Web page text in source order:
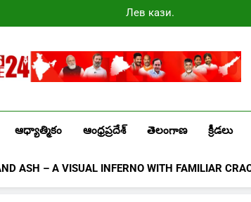
Лев казино
промокоды
ఆధ్యాత్మికం ఆంధ్రప్రదేశ్ తెలంగాణ క్రీడలు
ASH – A VISUAL INFERNO WITH FAMILIAR